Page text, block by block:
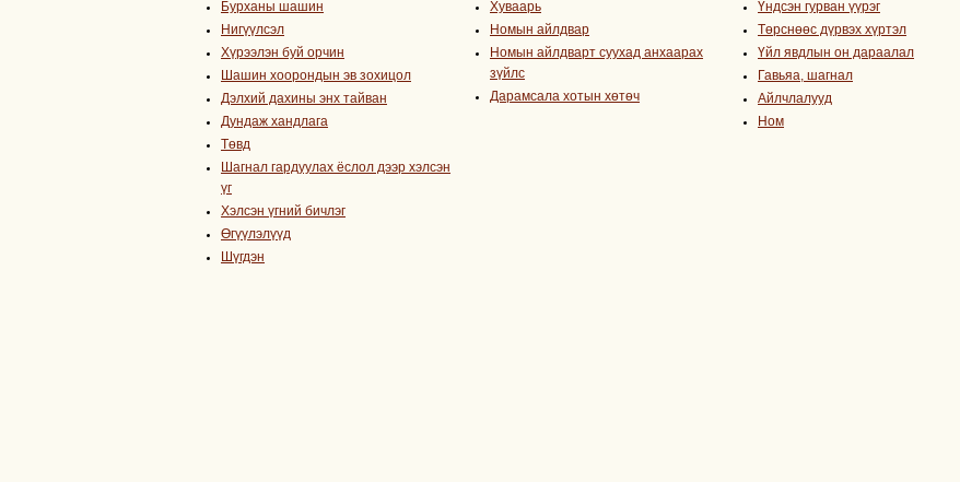
Бурханы шашин
Нигүүлсэл
Хүрээлэн буй орчин
Шашин хоорондын эв зохицол
Дэлхий дахины энх тайван
Дундаж хандлага
Төвд
Шагнал гардуулах ёслол дээр хэлсэн
үг
Хэлсэн үгний бичлэг
Өгүүлэлүүд
Шүгдэн
Хуваарь
Номын айлдвар
Номын айлдварт суухад анхаарах
зүйлс
Дарамсала хотын хөтөч
Үндсэн гурван үүрэг
Төрснөөс дүрвэх хүртэл
Үйл явдлын он дараалал
Гавьяа, шагнал
Айлчлалууд
Ном